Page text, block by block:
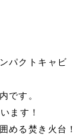
パクトキャビ
です。
ます！
める焚き火台！